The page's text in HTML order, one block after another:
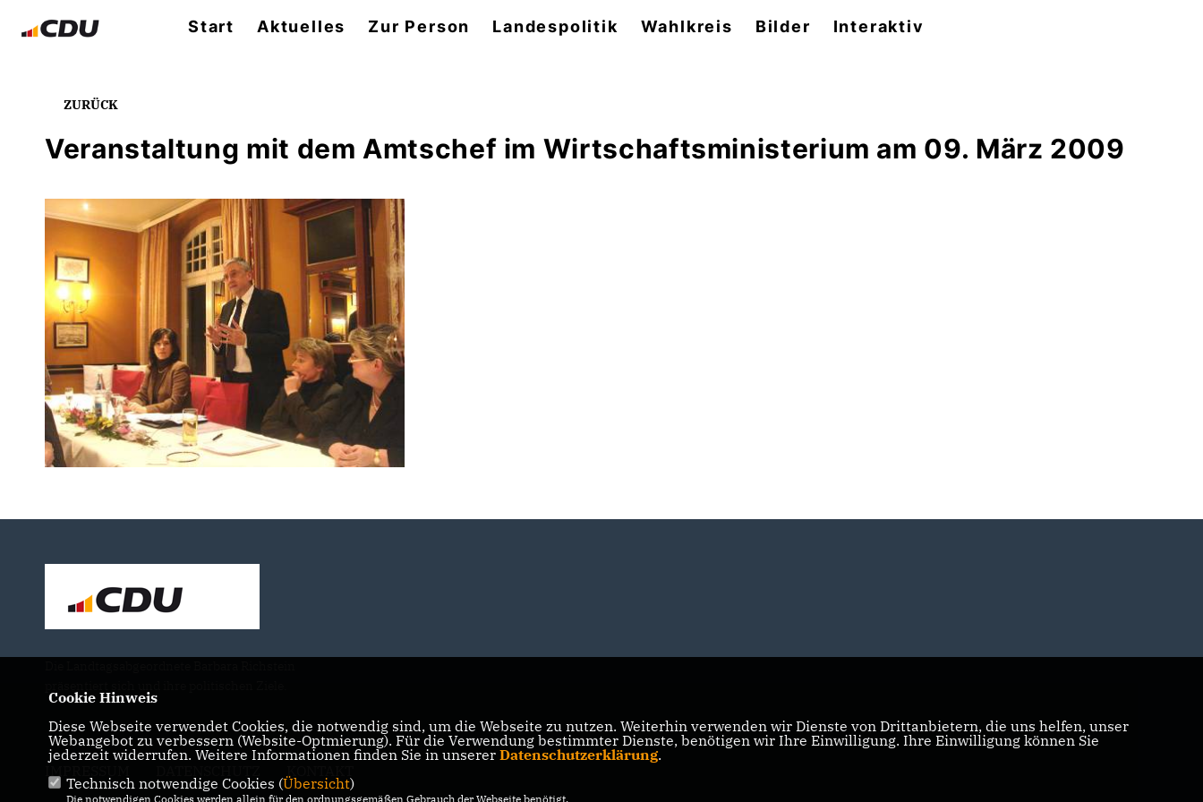
Start Aktuelles Zur Person Landespolitik Wahlkreis Bilder Interaktiv
ZURÜCK
Veranstaltung mit dem Amtschef im Wirtschaftsministerium am 09. März 2009
Cookie Hinweis
Diese Webseite verwendet Cookies, die notwendig sind, um die Webseite zu nutzen. Weiterhin verwenden wir Dienste von Drittanbietern, die uns helfen, unser
Webangebot zu verbessern (Website-Optmierung). Für die Verwendung bestimmter Dienste, benötigen wir Ihre Einwilligung. Ihre Einwilligung können Sie
jederzeit widerrufen. Weitere Informationen finden Sie in unserer Datenschutzerklärung.
Technisch notwendige Cookies (Übersicht)
Die notwendigen Cookies werden allein für den ordnungsgemäßen Gebrauch der Webseite benötigt.